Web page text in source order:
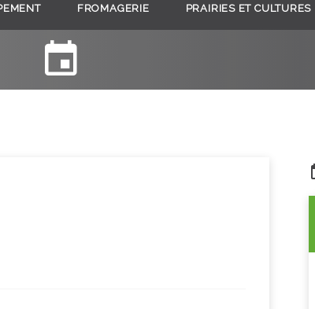
FROMAGERIE PRAIRIES ET CULTURES